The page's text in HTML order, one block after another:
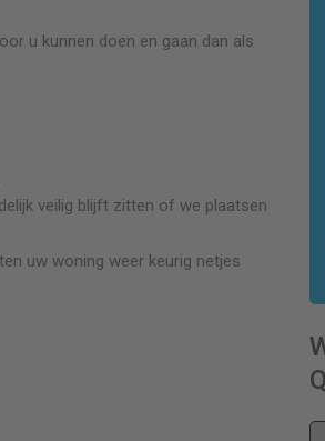
u kunnen doen en gaan dan als
veilig blijft zitten of we plaatsen
uw woning weer keurig netjes